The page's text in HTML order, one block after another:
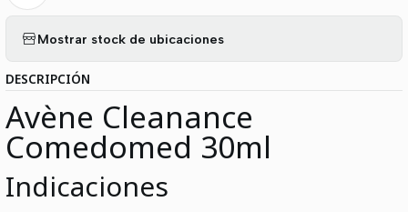
Mostrar stock de ubicaciones
DESCRIPCIÓN
Avène Cleanance
Comedomed 30ml
Indicaciones